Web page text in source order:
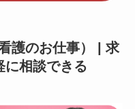
護のお仕事） | 求
に相談できる